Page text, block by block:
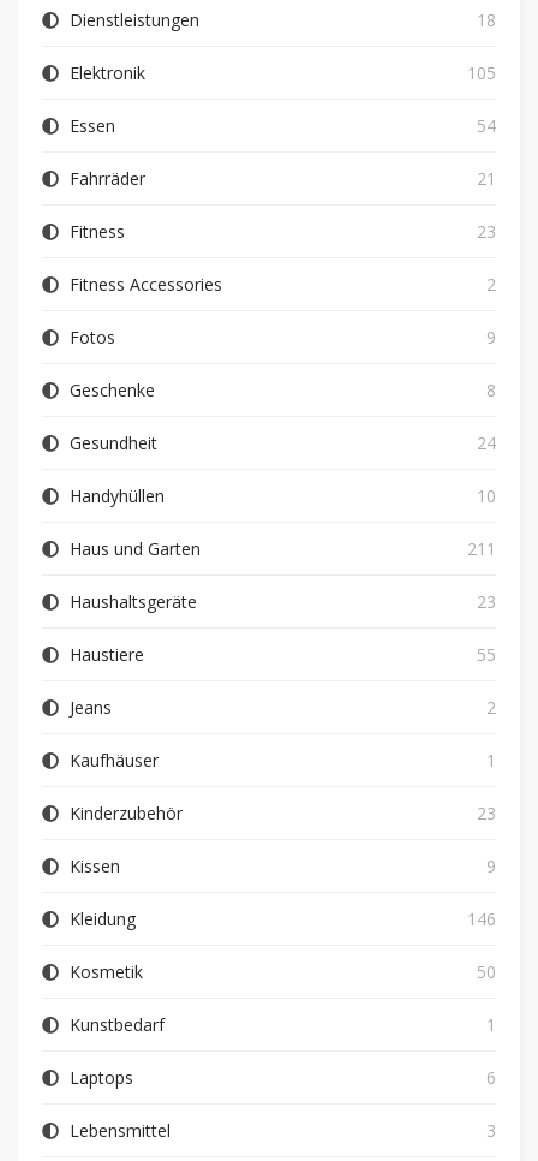
Dienstleistungen 18
Elektronik 105
Essen 54
Fahrräder 21
Fitness 23
Fitness Accessories 2
Fotos 9
Geschenke 8
Gesundheit 24
Handyhüllen 10
Haus und Garten 211
Haushaltsgeräte 23
Haustiere 55
Jeans 2
Kaufhäuser 1
Kinderzubehör 23
Kissen 9
Kleidung 146
Kosmetik 50
Kunstbedarf 1
Laptops 6
Lebensmittel 3